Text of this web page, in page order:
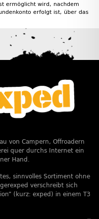
ermöglicht wird, nachdem
erfolgt ist, über das
von Campern, Offroadern
quer durchs Internet ein
Hand.
sinnvolles Sortiment ohne
verschreibt sich
(kurz: exped) in einem T3